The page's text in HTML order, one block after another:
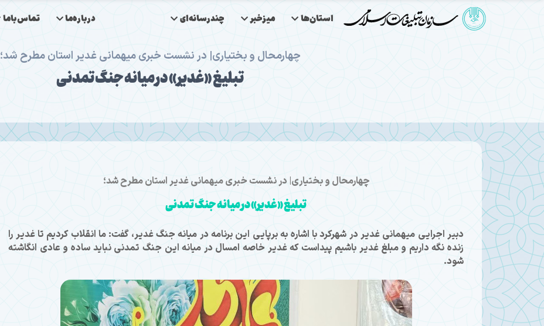
استان‌ها میزخبر چندرسانه‌ای درباره‌ما تماس‌باما
چهارمحال و بختیاری| در نشست خبری میهمانی غدیر استان مطرح شد؛
تبلیغ «غدیر» در میانه جنگ تمدنی
چهارمحال و بختیاری| در نشست خبری میهمانی غدیر استان مطرح شد؛
تبلیغ «غدیر» در میانه جنگ تمدنی
دبیر اجرایی میهمانی غدیر در شهرکرد با اشاره به برپایی این برنامه در میانه جنگ غدیر، گفت: ما انقلاب کردیم تا غدیر را
زنده نگه داریم و مبلغ غدیر باشیم پیداست که غدیر خاصه امسال در میانه این جنگ تمدنی نباید ساده و عادی انگاشته
شود.